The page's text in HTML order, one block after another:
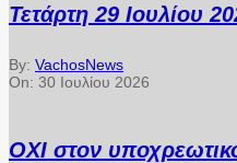
Τετάρτη 29 Ιουλίου
By: VachosNews
On: 30 Ιουλίου 2026
ΟΧΙ στον